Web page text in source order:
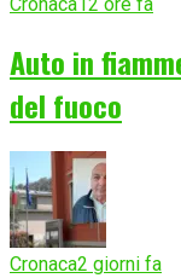
Cronaca12 ore fa
Auto in
del fuoco
Cronaca2 giorni fa